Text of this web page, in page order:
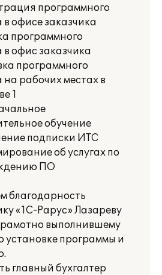
программного
в офисе заказчика
программного
в офис заказчика
программного
на рабочих местах в
1
обучение
подписки ИТС
об услугах по
ПО
благодарность
«1С-Рарус» Лазареву
выполнившему
установке программы и
главный бухгалтер